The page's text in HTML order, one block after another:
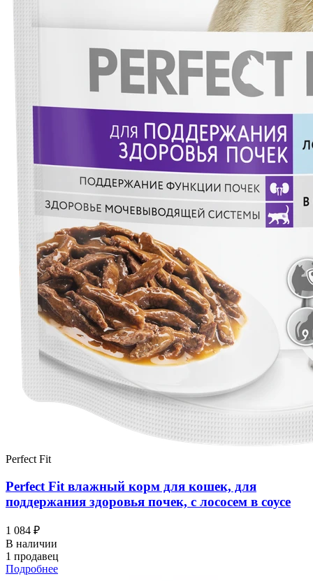
Perfect Fit
Perfect Fit влажный корм для кошек, для
поддержания здоровья почек, с лососем в соусе
1 084 ₽
В наличии
1 продавец
Подробнее